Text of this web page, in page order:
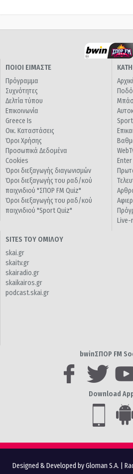
ΠΟΙΟΙ ΕΙΜΑΣΤΕ
Πρόγραμμα
Συχνότητες
Δελτία τύπου
Επικοινωνία
Greece Is
Οικ. Καταστάσεις
Όροι Χρήσης
Προσωπικά Δεδομένα
Cookies
Όροι διεξαγωγής διαγωνισμών
Όροι διεξαγωγής του ραδ/κού
παιχνιδιού "ΣΠΟΡ FM Quiz"
Όροι διεξαγωγής του ραδ/κού
παιχνιδιού "Sport Quiz"
Enter
Live-
SITES ΤΟΥ ΟΜΙΛΟΥ
skai.gr
skaitv.gr
skairadio.gr
skaikairos.gr
podcast.skai.gr
bwinΣΠΟΡ FM
Download
Designed & Developed by Gloman S.A.